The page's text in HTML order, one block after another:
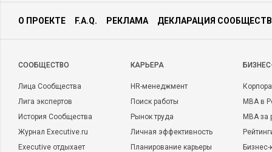
О ПРОЕКТЕ F.A.Q. РЕКЛАМА ДЕКЛАРАЦИЯ
CООБЩЕСТВО
Лица Сообщества
Лига экспертов
История Сообщества
Журнал Executive.ru
Executive отдыхает
КАРЬЕРА
HR-менеджмент
Поиск работы
Рынок труда
Личная эффективность
Планирование карьеры
MBA в
MBA
Бизнес-